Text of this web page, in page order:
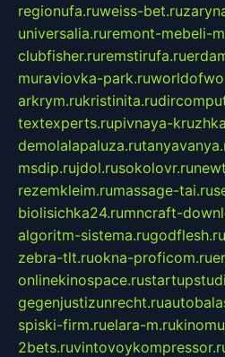
regionufa.ruweiss-bet.ru
universalia.ruremont-mebeli-
clubfisher.ruremstirufa.ru
muraviovka-park.ru
arkrym.rukristinita.ru
textexperts.rupivnaya-
demolalapaluza.ru
msdip.rujdol.rusokolovr.ru
rezemkleim.rumassage-tai.ru
biolisichka24.rumncraft-
algoritm-sistema.rugodflesh.ru
zebra-tlt.ruokna-proficom.ru
onlinekinospace.ru
gegenjustizunrecht.ru
spiski-firm.ruelara-m.ru
2bets.ru